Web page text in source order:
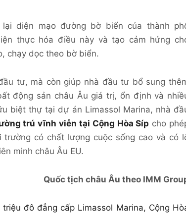
diện mạo đường bờ biển của thành
thực hóa điều này và tạo cảm hứng
chạy dọc theo bờ biển.
tư, mà còn giúp nhà đầu tư bổ sung
động sản châu Âu giá trị, ổn định và
biệt thự tại dự án Limassol Marina, nhà
trú vĩnh viễn tại Cộng Hòa Síp cho
có chất lượng cuộc sống cao và có
minh châu Âu EU.
Quốc tịch châu Âu theo IMM Grou
đô đẳng cấp Limassol Marina, Cộng